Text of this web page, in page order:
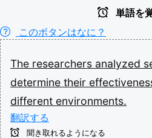
単語を
このボタンはなに？
The researchers analyzed
determine their
different environments.
翻訳する
聞き取れるようになる